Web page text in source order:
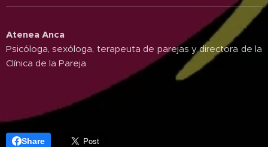
Atenea Anca
Psicóloga, sexóloga, terapeuta de parejas y directora de la
Clínica de la Pareja
Share